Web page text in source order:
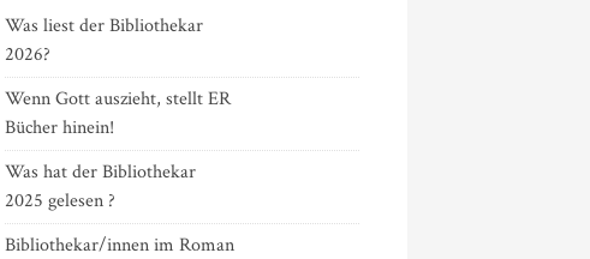
Was liest der Bibliothekar
2026?
Wenn Gott auszieht, stellt ER
Bücher hinein!
Was hat der Bibliothekar
2025 gelesen ?
Bibliothekar/innen im Roman